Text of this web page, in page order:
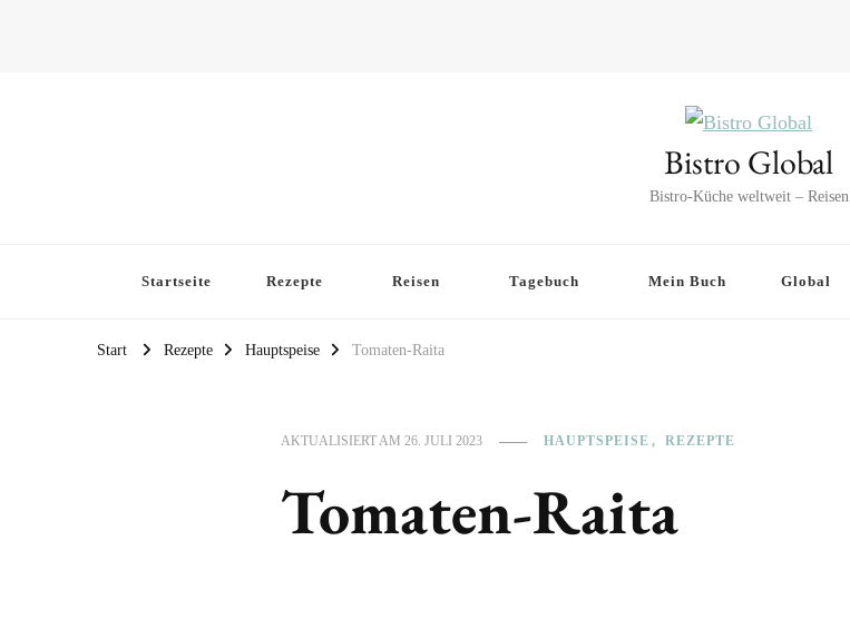
Bistro Global
Bistro-Küche weltweit – Reisen
Startseite Rezepte Reisen Tagebuch Mein Buch Global
Start Rezepte Hauptspeise Tomaten-Raita
AKTUALISIERT AM 26. JULI 2023 HAUPTSPEISE REZEPTE
Tomaten-Raita